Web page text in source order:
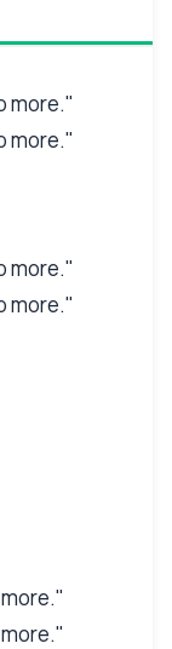
more."
more."
more."
more."